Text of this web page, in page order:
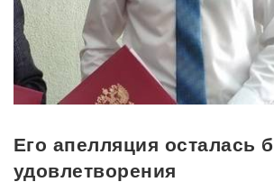
Его апелляция осталась
удовлетворения